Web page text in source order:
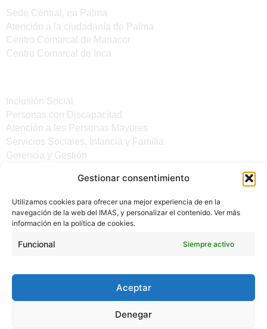
Gestionar consentimiento
Utilizamos cookies para ofrecer una mejor experiencia de en la
navegación de la web del IMAS, y personalizar el contenido. Ver más
información en la política de cookies.
Funcional Siempre activo
Aceptar
Denegar
Sede Central, en Palma
Atención a la ciudadanía de Palma
Centro Comarcal de Manacor
Centro Comarcal de Inca
Inclusión Social
Personas con Discapacitad
Atención a les Personas Mayores
Servicios Sociales, Infancia y Familia
Gerencia y Gestión
Otros enlaces
Noticias
Sede electrónica del CiM
Protección de Datos